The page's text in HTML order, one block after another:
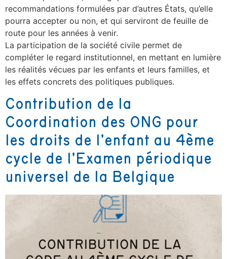
recommandations formulées par d’autres États, qu’elle
pourra accepter ou non, et qui serviront de feuille de
route pour les années à venir.
La participation de la société civile permet de
compléter le regard institutionnel, en mettant en lumière
les réalités vécues par les enfants et leurs familles, et
les effets concrets des politiques publiques.
Contribution de la
Coordination des ONG pour
les droits de l’enfant au 4ème
cycle de l’Examen périodique
universel de la Belgique